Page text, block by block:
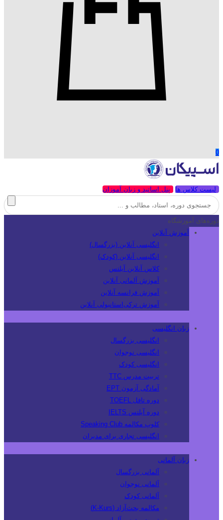
0
لیست کلاس ها پنل اساتید و زبان آموزان
دوره‌های آموزشگاه
آموزش آنلاین
انگلیسی آنلاین (بزرگسال)
انگلیسی آنلاین (کودک)
کلاس آنلاین آیلتس
آموزش آلمانی آنلاین
آموزش فرانسه آنلاین
آموزش ترکی‌استانبولی آنلاین
زبان انگلیسی
انگلیسی بزرگسال
انگلیسی نوجوان
انگلیسی کودک
تربیت مدرس TTC
آمادگی آزمون EPT
دوره تافل TOEFL
دوره آیلتس IELTS
کلوپ مکالمه Speaking Club
انگلیسی تجاری برای مدیران
زبان آلمانی
آلمانی بزرگسال
آلمانی نوجوان
آلمانی کودک
مکالمه بحث‌آزاد (K-Kurs)